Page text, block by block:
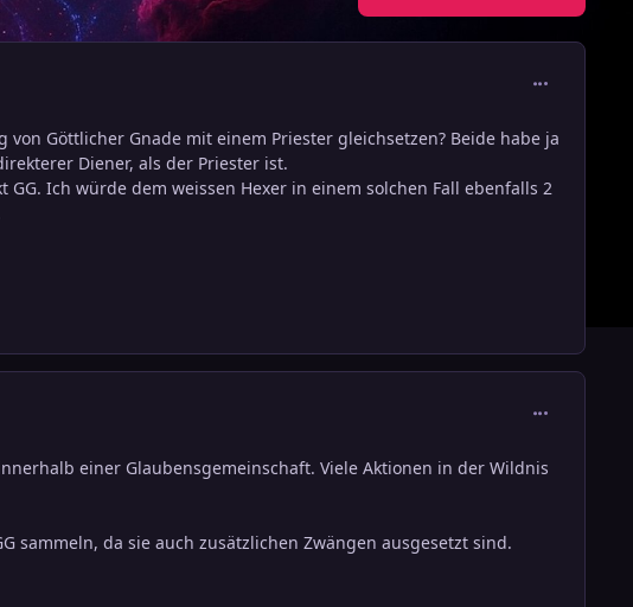
Göttlicher Gnade mit einem Priester gleichsetzen? Beide habe ja
Diener, als der Priester ist.
Ich würde dem weissen Hexer in einem solchen Fall ebenfalls 2
einer Glaubensgemeinschaft. Viele Aktionen in der Wildnis
sammeln, da sie auch zusätzlichen Zwängen ausgesetzt sind.